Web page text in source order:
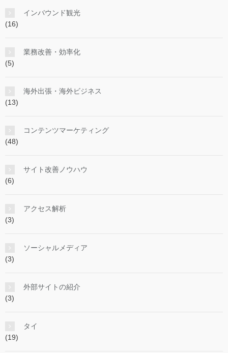
インバウンド観光
(16)
業務改善・効率化
(5)
海外出張・海外ビジネス
(13)
コンテンツマーケティング
(48)
サイト改善ノウハウ
(6)
アクセス解析
(3)
ソーシャルメディア
(3)
外部サイトの紹介
(3)
タイ
(19)